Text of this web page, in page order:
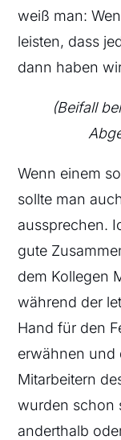
weiß man:
leisten, dass
dann haben
(Beifall
Wenn einem
sollte man
aussprechen.
gute
dem Kollegen
während der
Hand für den
erwähnen und
Mitarbeitern
wurden schon
anderthalb